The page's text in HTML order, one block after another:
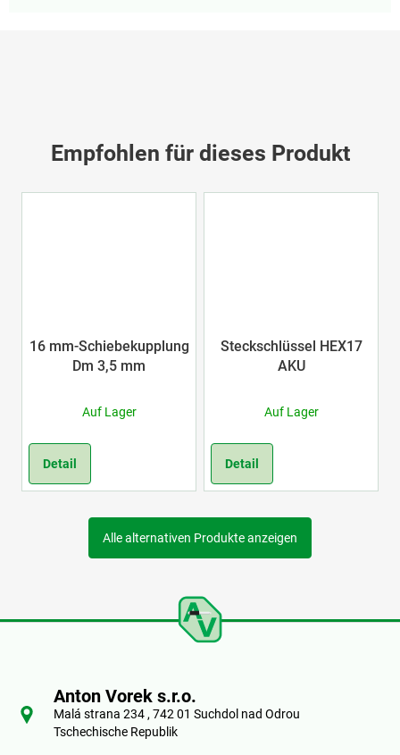
Empfohlen für dieses Produkt
16 mm-Schiebekupplung
Dm 3,5 mm
Auf Lager
Detail
Steckschlüssel HEX17
AKU
Auf Lager
Detail
Alle alternativen Produkte anzeigen
Anton Vorek s.r.o.
Malá strana 234 , 742 01 Suchdol nad Odrou
Tschechische Republik